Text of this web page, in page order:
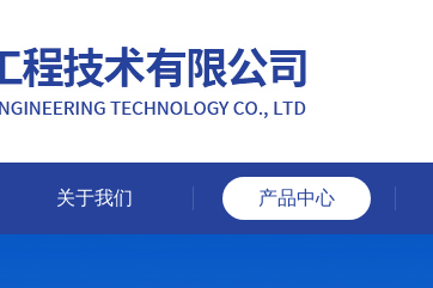
关于我们 产品中心